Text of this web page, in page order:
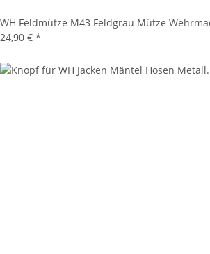
WH Feldmütze M43 Feldgrau Mütze
24,90 € *